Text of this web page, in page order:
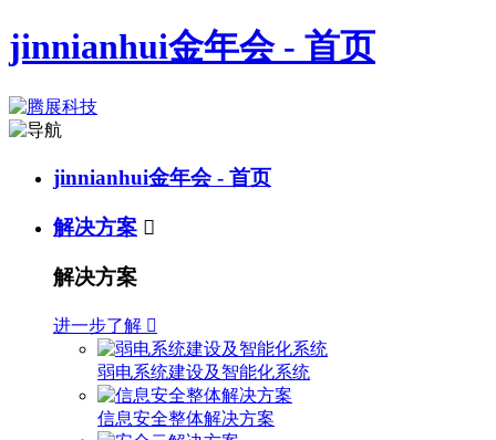
jinnianhui金年会 - 首页
jinnianhui金年会 - 首页
解决方案 
解决方案
进一步了解 
弱电系统建设及智能化系统
信息安全整体解决方案